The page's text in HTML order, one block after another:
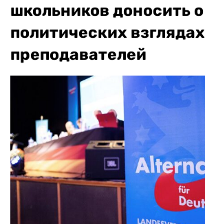
школьников доносить о
политических взглядах
преподавателей